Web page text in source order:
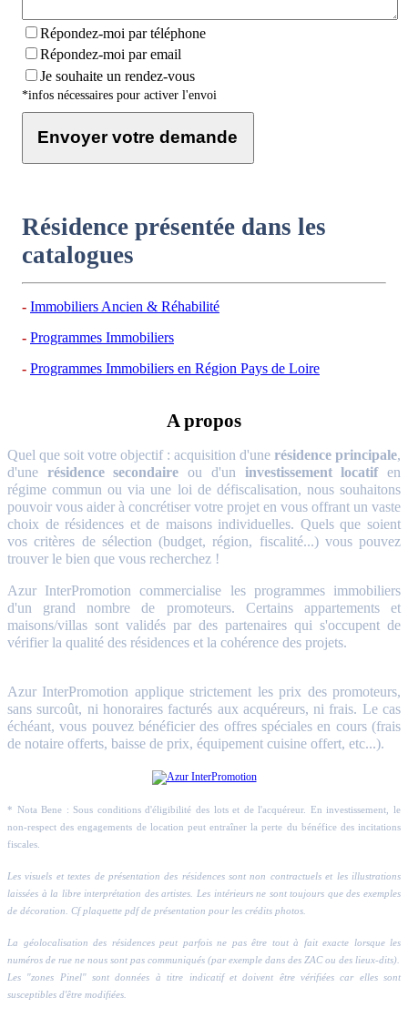
Répondez-moi par téléphone
Répondez-moi par email
Je souhaite un rendez-vous
*infos nécessaires pour activer l'envoi
Envoyer votre demande
Résidence présentée dans les
catalogues
Immobiliers Ancien & Réhabilité
Programmes Immobiliers
Programmes Immobiliers en Région Pays de Loire
A propos
Quel que soit votre objectif : acquisition d'une résidence principale,
d'une résidence secondaire ou d'un investissement locatifen
régime commun ou via une loi de défiscalisation, nous souhaitons
pouvoir vous aider à concrétiser votre projet en vous offrant un vaste
choix de résidences et de maisons individuelles. Quels que soient
vos critères de sélection (budget, région, fiscalité...) vous pouvez
trouver le bien que vous recherchez !
Azur InterPromotion commercialise les programmes immobiliers
d'un grand nombre de promoteurs. Certains appartements et
maisons/villas sont validés par des partenaires qui s'occupent de
vérifier la qualité des résidences et la cohérence des projets.
Azur InterPromotion applique strictement les prix des promoteurs,
sans surcoût, ni honoraires facturés aux acquéreurs, ni frais. Le cas
échéant, vous pouvez bénéficier des offres spéciales en cours (frais
de notaire offerts, baisse de prix, équipement cuisine offert, etc...).
* Nota Bene : Sous conditions d'éligibilité des lots et de l'acquéreur. En investissement, le
non-respect des engagements de location peut entraîner la perte du bénéfice des incitations
fiscales.
Les visuels et textes de présentation des résidences sont non contractuels et les illustrations
laissées à la libre interprétation des artistes. Les intérieurs ne sont toujours que des exemples
de décoration. Cf plaquette pdf de présentation pour les crédits photos.
La géolocalisation des résidences peut parfois ne pas être tout à fait exacte lorsque les
numéros de rue ne nous sont pas communiqués (par exemple dans des ZAC ou des lieux-dits).
Les "zones Pinel" sont données à titre indicatif et doivent être vérifiées car elles sont
susceptibles d'être modifiées.